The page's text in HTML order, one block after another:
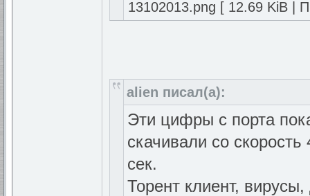
13102013.png [ 12.69 KiB |
alien писал(а):
Эти цифры с порта
скачивали со
сек.
Торент клиент,